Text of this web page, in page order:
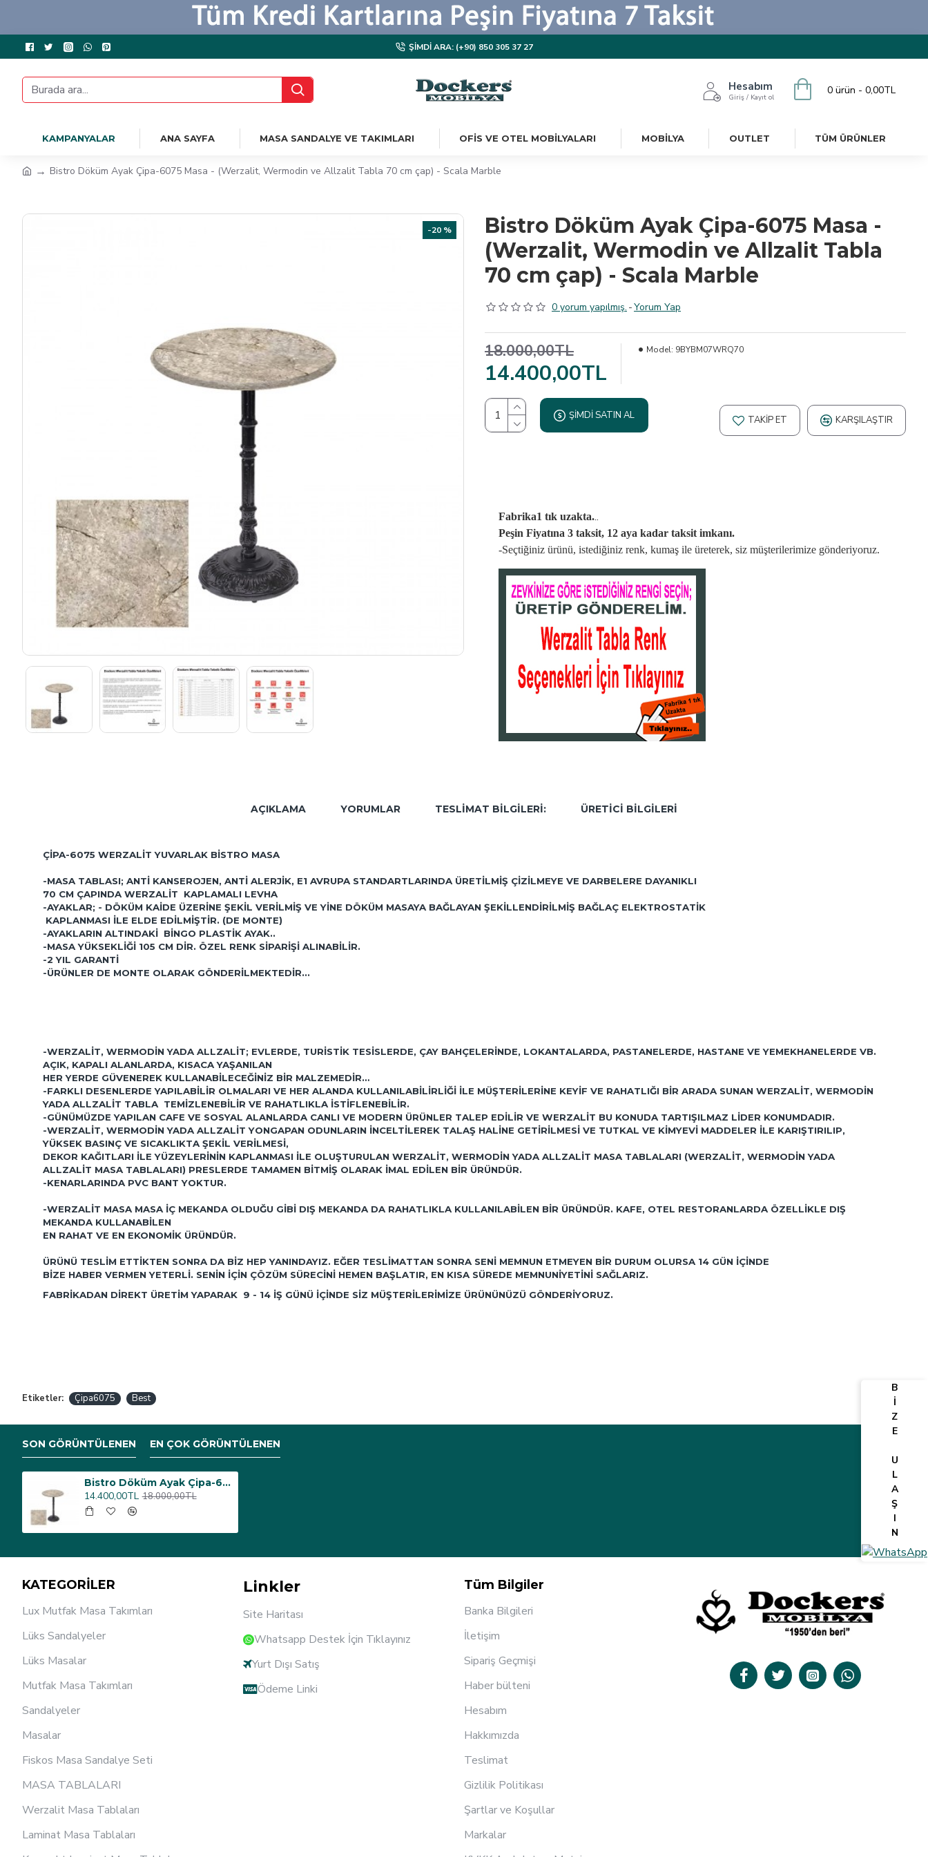
ŞIMDI ARA: (+90) 850 305 37 27
Hesabım
Giriş / Kayıt ol
0 ürün - 0,00TL
KAMPANYALAR ANA SAYFA MASA SANDALYE VE TAKIMLARI OFIS VE OTEL MOBILYALARI MOBILYA OUTLET TÜM ÜRÜNLER
Bistro Döküm Ayak Çipa-6075 Masa - (Werzalit, Wermodin ve Allzalit Tabla 70 cm çap) - Scala Marble
-20 %
Bistro Döküm Ayak Çipa-6075 Masa -
(Werzalit, Wermodin ve Allzalit Tabla
70 cm çap) - Scala Marble
0 yorum yapılmış. -Yorum Yap
14.400,00TL
18.000,00TL Model: 9BYBM07WRQ70
ŞIMDI SATIN AL TAKIP ET KARŞILAŞTIR
Fabrika1 tık uzakta...
Peşin Fiyatına 3 taksit, 12 aya kadar taksit imkanı.
-Seçtiğiniz ürünü, istediğiniz renk, kumaş ile üreterek, siz müşterilerimize gönderiyoruz.
AÇIKLAMA YORUMLAR TESLIMAT BILGILERI: ÜRETICI BILGILERI
ÇIPA-6075 WERZALIT YUVARLAK BISTRO MASA
-MASA TABLASI; ANTI KANSEROJEN, ANTI ALERJIK, E1 AVRUPA STANDARTLARINDA ÜRETILMIŞ ÇIZILMEYE VE DARBELERE DAYANIKLI
70 CM ÇAPINDA WERZALIT KAPLAMALI LEVHA
-AYAKLAR; - DÖKÜM KAIDE ÜZERINE ŞEKIL VERILMIŞ VE YINE DÖKÜM MASAYA BAĞLAYAN ŞEKILLENDIRILMIŞ BAĞLAÇ ELEKTROSTATIK
KAPLANMASI ILE ELDE EDILMIŞTIR. (DE MONTE)
-AYAKLARIN ALTINDAKI BINGO PLASTIK AYAK..
-MASA YÜKSEKLIĞI 105 CM DIR. ÖZEL RENK SIPARIŞI ALINABILIR.
-2 YIL GARANTI
-ÜRÜNLER DE MONTE OLARAK GÖNDERILMEKTEDIR...
-WERZALIT, WERMODIN YADA ALLZALIT; EVLERDE, TURISTIK TESISLERDE, ÇAY BAHÇELERINDE, LOKANTALARDA, PASTANELERDE, HASTANE VE YEMEKHANELERDE VB.
AÇIK, KAPALI ALANLARDA, KISACA YAŞANILAN
HER YERDE GÜVENEREK KULLANABILECEĞINIZ BIR MALZEMEDIR…
-FARKLI DESENLERDE YAPILABILIR OLMALARI VE HER ALANDA KULLANILABILIRLIĞI ILE MÜŞTERILERINE KEYIF VE RAHATLIĞI BIR ARADA SUNAN WERZALIT, WERMODIN
YADA ALLZALIT TABLA TEMIZLENEBILIR VE RAHATLIKLA ISTIFLENEBILIR.
-GÜNÜMÜZDE YAPILAN CAFE VE SOSYAL ALANLARDA CANLI VE MODERN ÜRÜNLER TALEP EDILIR VE WERZALIT BU KONUDA TARTIŞILMAZ LIDER KONUMDADIR.
-WERZALIT, WERMODIN YADA ALLZALIT YONGAPAN ODUNLARIN INCELTILEREK TALAŞ HALINE GETIRILMESI VE TUTKAL VE KIMYEVI MADDELER ILE KARIŞTIRILIP,
YÜKSEK BASINÇ VE SICAKLIKTA ŞEKIL VERILMESI,
DEKOR KAĞITLARI ILE YÜZEYLERININ KAPLANMASI ILE OLUŞTURULAN WERZALIT, WERMODIN YADA ALLZALIT MASA TABLALARI (WERZALIT, WERMODIN YADA
ALLZALIT MASA TABLALARI) PRESLERDE TAMAMEN BITMIŞ OLARAK IMAL EDILEN BIR ÜRÜNDÜR.
-KENARLARINDA PVC BANT YOKTUR.
-WERZALIT MASA MASA IÇ MEKANDA OLDUĞU GIBI DIŞ MEKANDA DA RAHATLIKLA KULLANILABILEN BIR ÜRÜNDÜR. KAFE, OTEL RESTORANLARDA ÖZELLIKLE DIŞ
MEKANDA KULLANABILEN
EN RAHAT VE EN EKONOMIK ÜRÜNDÜR.
ÜRÜNÜ TESLIM ETTIKTEN SONRA DA BIZ HEP YANINDAYIZ. EĞER TESLIMATTAN SONRA SENI MEMNUN ETMEYEN BIR DURUM OLURSA 14 GÜN IÇINDE
BIZE HABER VERMEN YETERLI. SENIN IÇIN ÇÖZÜM SÜRECINI HEMEN BAŞLATIR, EN KISA SÜREDE MEMNUNIYETINI SAĞLARIZ.
FABRIKADAN DIREKT ÜRETIM YAPARAK 9 - 14 IŞ GÜNÜ IÇINDE SIZ MÜŞTERILERIMIZE ÜRÜNÜNÜZÜ GÖNDERIYORUZ.
Etiketler: Çipa6075 Best
SON GÖRÜNTÜLENEN EN ÇOK GÖRÜNTÜLENEN
Bistro Döküm Ayak Çipa-6075 Masa - (Werzalit, Wermodin ve Allzalit Tabla 70 cm çap) - Scala Marble
14.400,00TL 18.000,00TL
KATEGORİLER
Lux Mutfak Masa Takımları
Lüks Sandalyeler
Lüks Masalar
Mutfak Masa Takımları
Sandalyeler
Masalar
Fiskos Masa Sandalye Seti
MASA TABLALARI
Werzalit Masa Tablaları
Laminat Masa Tablaları
Linkler
Site Haritası
Whatsapp Destek İçin Tıklayınız
Yurt Dışı Satış
Ödeme Linki
Tüm Bilgiler
Banka Bilgileri
İletişim
Sipariş Geçmişi
Haber bülteni
Hesabım
Hakkımızda
Teslimat
Gizlilik Politikası
Şartlar ve Koşullar
Markalar
B
İ
Z
E
U
L
A
Ş
I
N